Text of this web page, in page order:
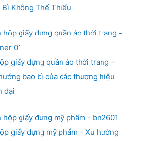
Bì Không Thể Thiếu
giấy đựng quần áo thời trang –
bao bì của các thương hiệu
đại
giấy đựng mỹ phẩm – Xu hướng